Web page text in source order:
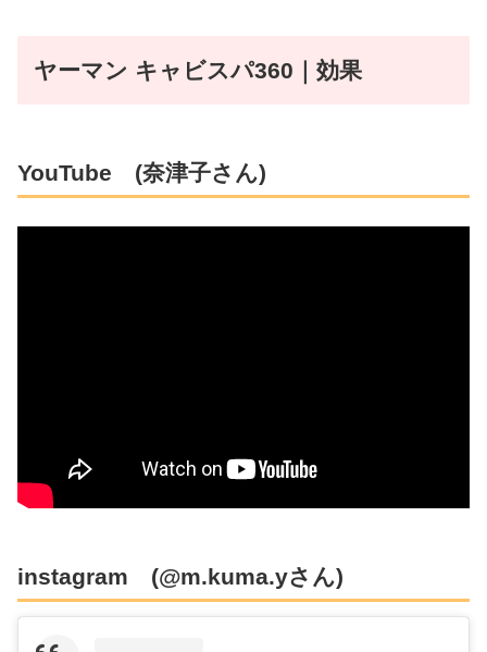
ヤーマン キャビスパ360 ｜効果
YouTube (奈津子さん)
instagram (@m.kuma.yさん)